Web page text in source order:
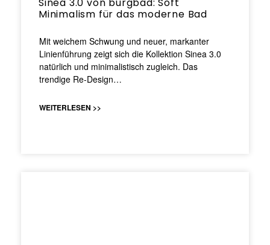
Minimalism für das moderne Bad
Mit weichem Schwung und neuer, markanter
Linienführung zeigt sich die Kollektion Sinea 3.0
natürlich und minimalistisch zugleich. Das
trendige Re-Design…
WEITERLESEN >>